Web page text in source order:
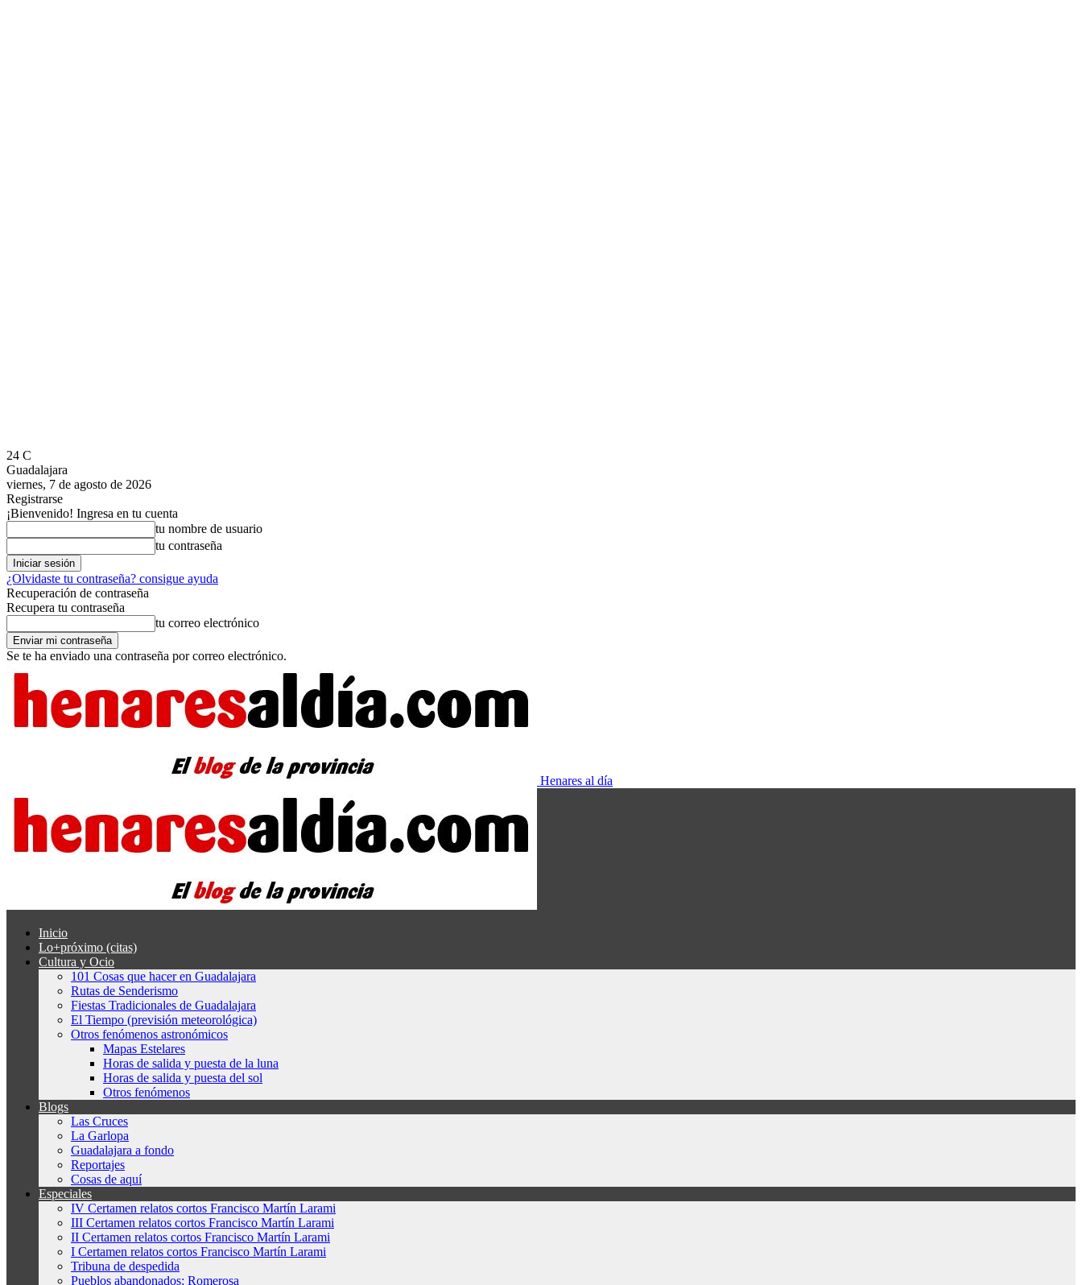
24 C
Guadalajara
viernes, 7 de agosto de 2026
Registrarse
¡Bienvenido! Ingresa en tu cuenta
tu nombre de usuario
tu contraseña
¿Olvidaste tu contraseña? consigue ayuda
Recuperación de contraseña
Recupera tu contraseña
tu correo electrónico
Se te ha enviado una contraseña por correo electrónico.
Henares al día
Inicio
Lo+próximo (citas)
Cultura y Ocio
101 Cosas que hacer en Guadalajara
Rutas de Senderismo
Fiestas Tradicionales de Guadalajara
El Tiempo (previsión meteorológica)
Otros fenómenos astronómicos
Mapas Estelares
Horas de salida y puesta de la luna
Horas de salida y puesta del sol
Otros fenómenos
Blogs
Las Cruces
La Garlopa
Guadalajara a fondo
Reportajes
Cosas de aquí
Especiales
IV Certamen relatos cortos Francisco Martín Larami
III Certamen relatos cortos Francisco Martín Larami
II Certamen relatos cortos Francisco Martín Larami
I Certamen relatos cortos Francisco Martín Larami
Tribuna de despedida
Pueblos abandonados: Romerosa